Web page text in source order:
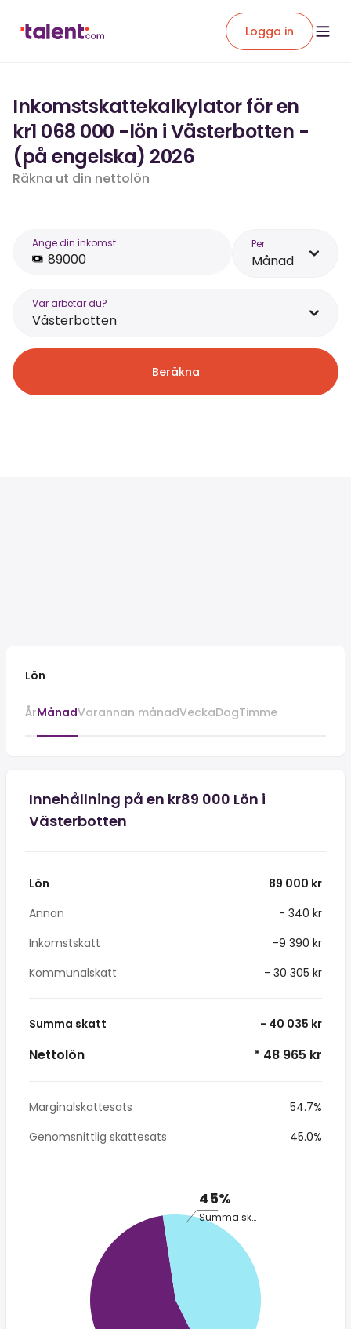
Logga in
Inkomstskattekalkylator för en
kr1 068 000 -lön i Västerbotten -
(på engelska) 2026
Räkna ut din nettolön
Ange din inkomst Per
Månad
Var arbetar du?
Västerbotten
Beräkna
Lön
ÅrMånadVarannan månadVeckaDagTimme
Innehållning på en kr89 000 Lön i
Västerbotten
Lön
89 000 kr
Annan
- 340 kr
Inkomstskatt
-9 390 kr
Kommunalskatt
- 30 305 kr
Summa skatt - 40 035 kr
Nettolön * 48 965 kr
Marginalskattesats
54.7%
Genomsnittlig skattesats
45.0%
45%
Summa skatt